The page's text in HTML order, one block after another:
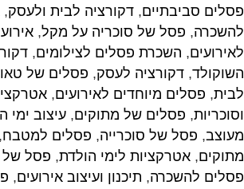
פסלים סביבתיים, דקורציה לבית ולעסק,
להשכרה, פסל של סוכריה על מקל,
לאירועים, השכרת פסלים לצילומים,
השוקולד, דקורציה לעסק, פסלים של
לבית, פסלים מיוחדים לאירועים,
וסוכריות, פסלים של מתוקים, עיצוב ימי
מעוצב, פסל של סוכרייה, פסלים למטבח,
מתוקים, אטרקציות לימי הולדת, פסל של
פסלים להשכרה, תיכנון ועיצוב אירועים,